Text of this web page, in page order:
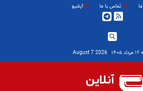
تماس با ما آرشیو
|
2026 August 7
آنلاین